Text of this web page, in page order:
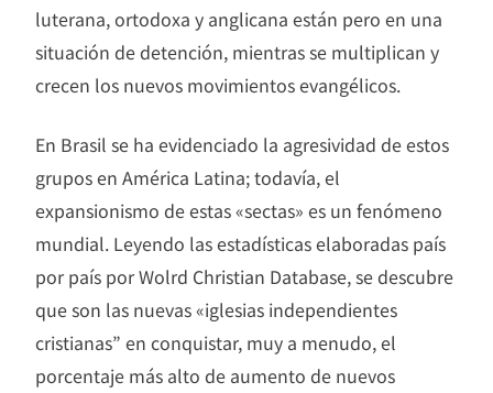
luterana, ortodoxa y anglicana están pero en una
situación de detención, mientras se multiplican y
crecen los nuevos movimientos evangélicos.
En Brasil se ha evidenciado la agresividad de estos
grupos en América Latina; todavía, el
expansionismo de estas «sectas» es un fenómeno
mundial. Leyendo las estadísticas elaboradas país
por país por Wolrd Christian Database, se descubre
que son las nuevas «iglesias independientes
cristianas” en conquistar, muy a menudo, el
porcentaje más alto de aumento de nuevos